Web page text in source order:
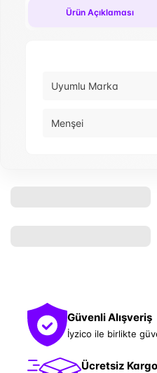
Ürün Açıklaması
Uyumlu Marka
Menşei
Güvenli Alışveriş
İyzico ile birlikte
Ücretsiz Kargo